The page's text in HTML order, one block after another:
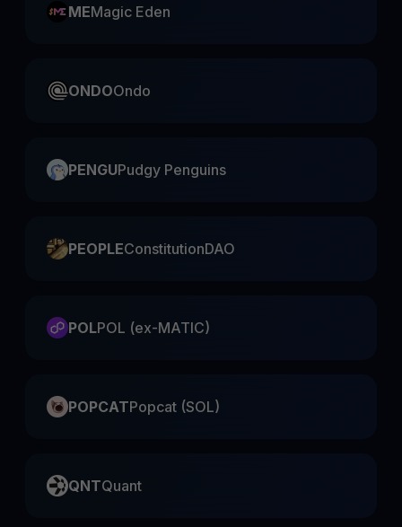
MEMagic Eden
ONDOOndo
PENGUPudgy Penguins
PEOPLEConstitutionDAO
POLPOL (ex-MATIC)
POPCATPopcat (SOL)
QNTQuant